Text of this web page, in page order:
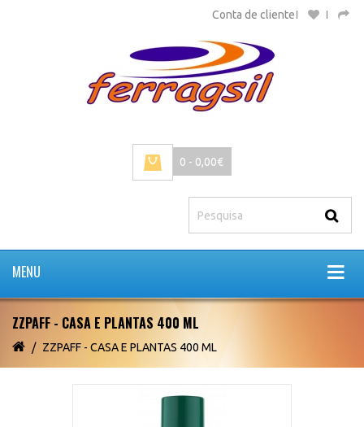
Conta de cliente
0 - 0,00€
MENU
ZZPAFF - CASA E PLANTAS 400 ML
ZZPAFF - CASA E PLANTAS 400 ML